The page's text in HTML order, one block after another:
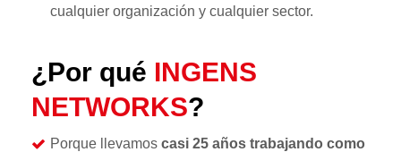
cualquier organización y cualquier sector.
¿Por qué INGENS
NETWORKS?
Porque llevamos casi 25 años trabajando como